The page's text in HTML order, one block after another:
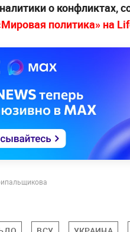
о конфликтах,
политика» на